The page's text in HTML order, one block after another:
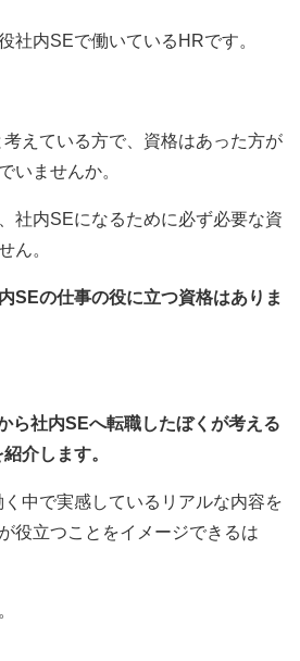
社内SEで働いているHRです。
えている方で、資格はあった方が
いませんか。
社内SEになるために必ず必要な資
ん。
SEの仕事の役に立つ資格はありま
ら社内SEへ転職したぼくが考える
介します。
中で実感しているリアルな内容を
役立つことをイメージできるは